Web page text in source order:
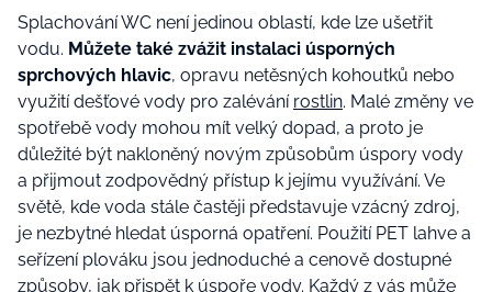
Splachování WC není jedinou oblastí, kde lze ušetřit
vodu. Můžete také zvážit instalaci úsporných
sprchových hlavic, opravu netěsných kohoutků nebo
využití dešťové vody pro zalévání rostlin. Malé změny ve
spotřebě vody mohou mít velký dopad, a proto je
důležité být nakloněný novým způsobům úspory vody
a přijmout zodpovědný přístup k jejímu využívání. Ve
světě, kde voda stále častěji představuje vzácný zdroj,
je nezbytné hledat úsporná opatření. Použití PET lahve a
seřízení plováku jsou jednoduché a cenově dostupné
způsoby, jak přispět k úspoře vody. Každý z vás může